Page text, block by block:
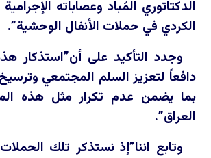
الدكتاتوري المُباد وعصاباته
الكردي في حملات الأنفال الوحشية”.
وجدد التأكيد على أن”استذكار
دافعاً لتعزيز السلم المجتمعي
بما يضمن عدم تكرار مثل هذه
العراق”.
وتابع اننا”إذ نستذكر تلك